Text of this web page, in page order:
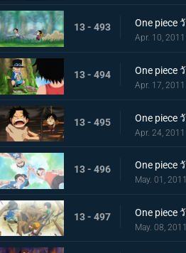
13 - 493
Apr. 10, 2011
13 - 494
Apr. 17, 2011
13 - 495
Apr. 24, 2011
13 - 496
May. 01, 2011
13 - 497
May. 08, 2011